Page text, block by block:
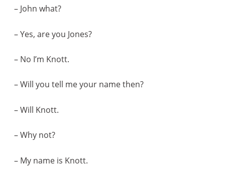
– John what?
– Yes, are you Jones?
– No I’m Knott.
– Will you tell me your name then?
– Will Knott.
– Why not?
– My name is Knott.